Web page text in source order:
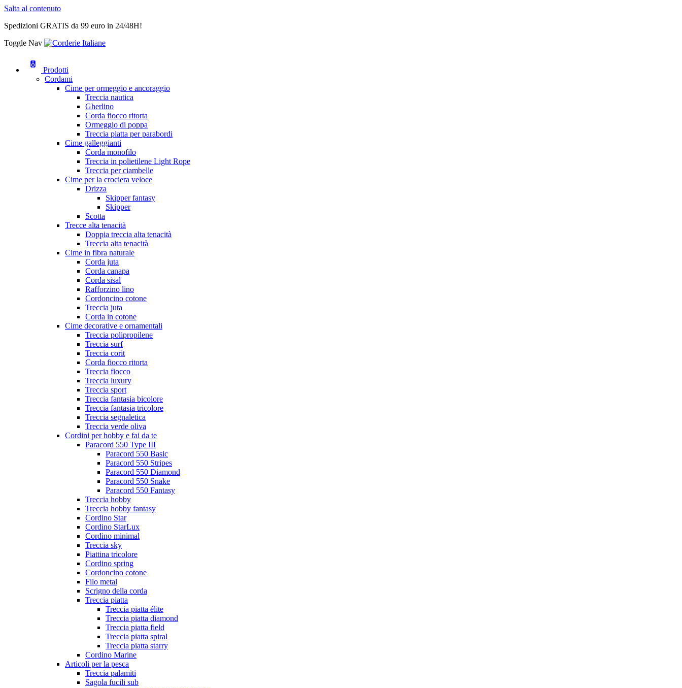
Salta al contenuto
Spedizioni GRATIS da 99 euro in 24/48H!
Toggle Nav
Prodotti
Cordami
Cime per ormeggio e ancoraggio
Treccia nautica
Gherlino
Corda fiocco ritorta
Ormeggio di poppa
Treccia piatta per parabordi
Cime galleggianti
Corda monofilo
Treccia in polietilene Light Rope
Treccia per ciambelle
Cime per la crociera veloce
Drizza
Skipper fantasy
Skipper
Scotta
Trecce alta tenacità
Doppia treccia alta tenacità
Treccia alta tenacità
Cime in fibra naturale
Corda juta
Corda canapa
Corda sisal
Rafforzino lino
Cordoncino cotone
Treccia juta
Corda in cotone
Cime decorative e ornamentali
Treccia polipropilene
Treccia surf
Treccia corit
Corda fiocco ritorta
Treccia fiocco
Treccia luxury
Treccia sport
Treccia fantasia bicolore
Treccia fantasia tricolore
Treccia segnaletica
Treccia verde oliva
Cordini per hobby e fai da te
Paracord 550 Type III
Paracord 550 Basic
Paracord 550 Stripes
Paracord 550 Diamond
Paracord 550 Snake
Paracord 550 Fantasy
Treccia hobby
Treccia hobby fantasy
Cordino Star
Cordino StarLux
Cordino minimal
Treccia sky
Piattina tricolore
Cordino spring
Cordoncino cotone
Filo metal
Scrigno della corda
Treccia piatta
Treccia piatta élite
Treccia piatta diamond
Treccia piatta field
Treccia piatta spiral
Treccia piatta starry
Cordino Marine
Articoli per la pesca
Treccia palamiti
Sagola fucili sub